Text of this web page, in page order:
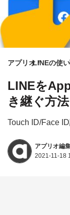
移
動
アプリオLINEの使
LINEを
き継ぐ方法
Touch ID/Face
アプリオ編
2021-11-18